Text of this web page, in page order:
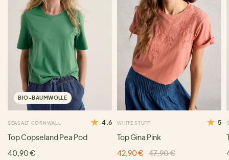
BIO-BAUMWOLLE
SEASALT CORNWALL 4.6
Top Copseland Pea Pod
40,90 €
WHITE STUFF 5
Top Gina Pink
42,90 €
47,90 €